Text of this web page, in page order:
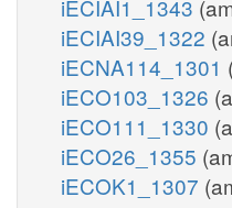
iECIAI1_1343
iECIAI39_1322
iECNA114_1301
iECO103_1326
iECO111_1330
iECO26_1355
iECOK1_1307